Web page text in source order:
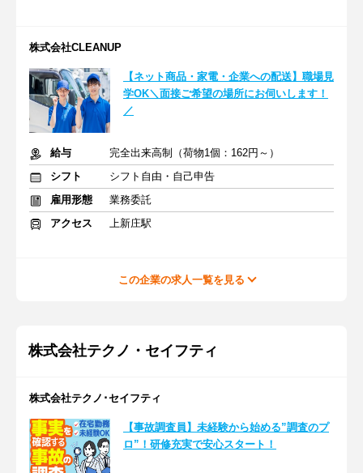
株式会社CLEANUP
【ネット商品・家電・企業への配送】職場見
学OK＼面接ご希望の場所にお伺いします！
／
給与
完全出来高制（荷物1個：162円～）
シフト
シフト自由・自己申告
雇用形態
業務委託
アクセス
上新庄駅
この企業の求人一覧を見る
株式会社テクノ・セイフティ
株式会社テクノ･セイフティ
【事故調査員】未経験から始める”調査のプ
ロ”！研修充実で安心スタート！